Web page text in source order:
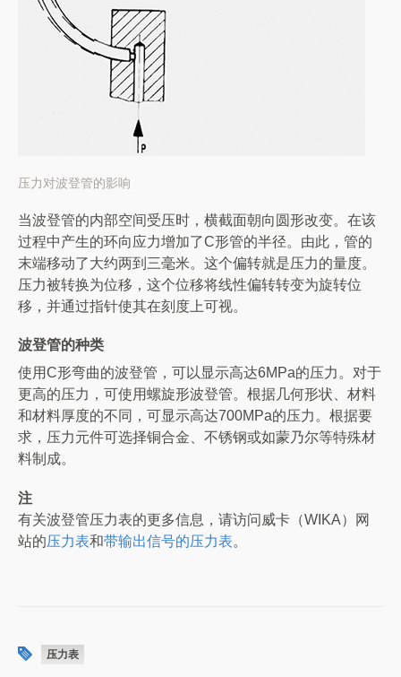
压力对波登管的影响
当波登管的内部空间受压时，横截面朝向圆形改变。在该
过程中产生的环向应力增加了C形管的半径。由此，管的
末端移动了大约两到三毫米。这个偏转就是压力的量度。
压力被转换为位移，这个位移将线性偏转转变为旋转位
移，并通过指针使其在刻度上可视。
波登管的种类
使用C形弯曲的波登管，可以显示高达6MPa的压力。对于
更高的压力，可使用螺旋形波登管。根据几何形状、材料
和材料厚度的不同，可显示高达700MPa的压力。根据要
求，压力元件可选择铜合金、不锈钢或如蒙乃尔等特殊材
料制成。
注
有关波登管压力表的更多信息，请访问威卡（WIKA）网
站的压力表和带输出信号的压力表。
压力表